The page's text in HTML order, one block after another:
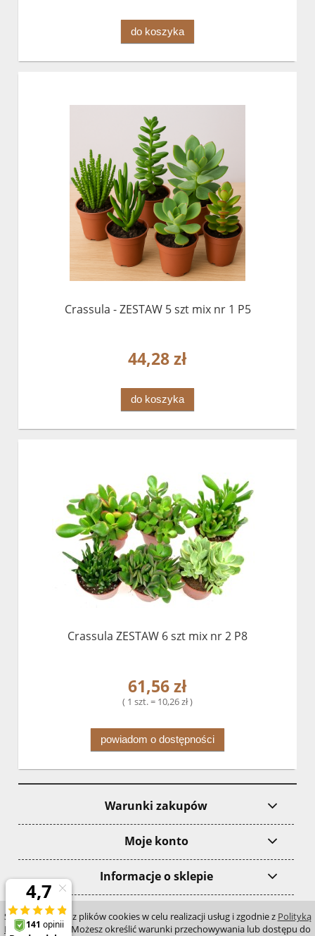
Strona korzysta z plików cookies w celu realizacji usług i zgodnie z Polityką
Plików Cookies
. Możesz określić warunki przechowywania lub dostępu do
do koszyka
Crassula - ZESTAW 5 szt mix nr 1 P5
44,28 zł
do koszyka
Crassula ZESTAW 6 szt mix nr 2 P8
61,56 zł
( 1 szt. = 10,26 zł )
powiadom o dostępności
Warunki zakupów
Moje konto
Informacje o sklepie
pokaż pełną wersję strony